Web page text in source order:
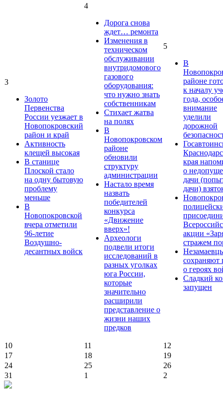
3
Золото
Первенства
России уезжает в
Новопокровский
район и край
Активность
клещей высокая
В станице
Плоской стало
на одну бытовую
проблему
меньше
В
Новопокровской
вчера отметили
96-летие
Воздушно-
десантных войск
4
Дорога снова
ждет… ремонта
Изменения в
техническом
обслуживании
внутридомового
газового
оборудования:
что нужно знать
собственникам
Стихает жатва
на полях
В
Новопокровском
районе
обновили
структуру
администрации
Настало время
назвать
победителей
конкурса
«Движение
вверх»!
Археологи
подвели итоги
исследований в
разных уголках
юга России,
которые
значительно
расширили
представление о
жизни наших
предков
5
В
районе
к началу
года,
внимание
уделили
дорожной
края
о
дачи
дачи)
акции
стражем
сохраняют
о героях
Сладкий
запущен
10 11
12
17
18
19
24
25
26
31
1 2